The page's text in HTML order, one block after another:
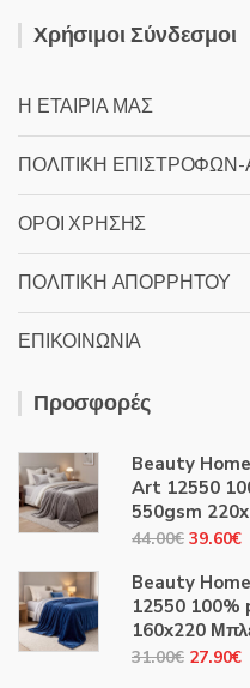
Χρήσιμοι Σύνδεσμοι
Η ΕΤΑΙΡΙΑ ΜΑΣ
ΠΟΛΙΤΙΚΗ
ΟΡΟΙ ΧΡΗΣΗΣ
ΠΟΛΙΤΙΚΗ ΑΠΟΡΡΗΤΟΥ
ΕΠΙΚΟΙΝΩΝΙΑ
Προσφορές
Beauty
Art 12550
550gsm
44.00€ Original
was:
39.60€Η
Beauty
12550
160x220
31.00€ Original
27.90€Η